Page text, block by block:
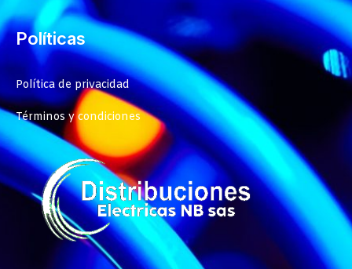
Políticas
Política de privacidad
Términos y condiciones